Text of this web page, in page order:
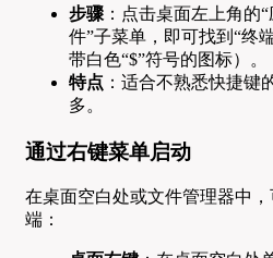
步骤 ：点击桌面左上角的
件”子菜单，即可找到“终
带白色“$”符号的图标）。
特点 ：适合不熟悉快捷键
多。
通过右键菜单启动
在桌面空白处或文件管理器中
端：